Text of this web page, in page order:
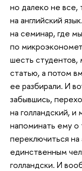
но далеко не все,
на английский
на семинар, где
по
шесть студентов,
статью, а потом
ее разбирали. И
забывшись,
на голландский,
напоминать ему
переключиться на
единственным
голландски. И